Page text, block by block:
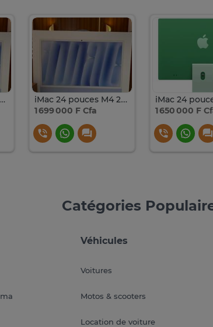
iMac 24 pouces M4 16GB SSD 512
iMac 24 pouces M4 24GB SSD 512
1 699 000 F Cfa
1 650 000 F
Catégories
Véhicules
Voitures
Motos & scooters
Location de voiture